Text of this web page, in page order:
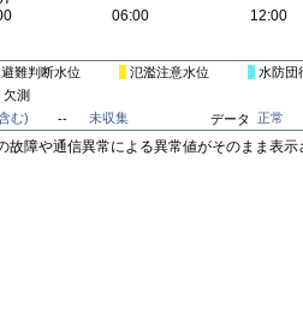
避難判断水位 氾濫注意水位
水防団
欠測
む) -- 未収集 データ 正常
障や通信異常による異常値がそのまま表示